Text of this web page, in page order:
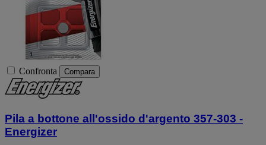
Confronta Compara
Pila a bottone all'ossido d'argento 357-303 -
Energizer